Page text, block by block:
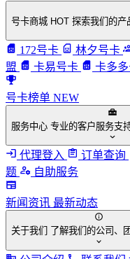
号卡商城 HOT 探索我们的产
172号卡 林夕号卡
盟
卡易号卡 卡多
号卡榜单 NEW
服务中心 专业的客户服务支
代理登入 订单查询
题
自助服务
新闻资讯 最新动态
关于我们 了解我们的公司、